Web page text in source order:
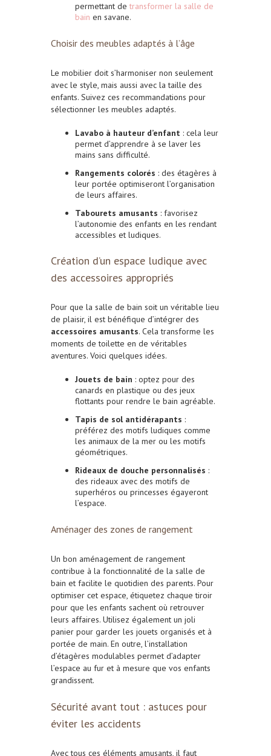
permettant detransformer la salle de
bain en savane.
Choisir des meubles adaptés à l’âge
Le mobilier doit s’harmoniser non seulement
avec le style, mais aussi avec la taille des
enfants. Suivez ces recommandations pour
sélectionner les meubles adaptés.
Lavabo à hauteur d’enfant : cela leur
permet d’apprendre à se laver les
mains sans difficulté.
Rangements colorés : des étagères à
leur portée optimiseront l’organisation
de leurs affaires.
Tabourets amusants : favorisez
l’autonomie des enfants en les rendant
accessibles et ludiques.
Création d’un espace ludique avec
des accessoires appropriés
Pour que la salle de bain soit un véritable lieu
de plaisir, il est bénéfique d’intégrer des
accessoires amusants. Cela transforme les
moments de toilette en de véritables
aventures. Voici quelques idées.
Jouets de bain : optez pour des
canards en plastique ou des jeux
flottants pour rendre le bain agréable.
Tapis de sol antidérapants :
préférez des motifs ludiques comme
les animaux de la mer ou les motifs
géométriques.
Rideaux de douche personnalisés :
des rideaux avec des motifs de
superhéros ou princesses égayeront
l’espace.
Aménager des zones de rangement
Un bon aménagement de rangement
contribue à la fonctionnalité de la salle de
bain et facilite le quotidien des parents. Pour
optimiser cet espace, étiquetez chaque tiroir
pour que les enfants sachent où retrouver
leurs affaires. Utilisez également un joli
panier pour garder les jouets organisés et à
portée de main. En outre, l’installation
d’étagères modulables permet d’adapter
l’espace au fur et à mesure que vos enfants
grandissent.
Sécurité avant tout : astuces pour
éviter les accidents
Avec tous ces éléments amusants, il faut